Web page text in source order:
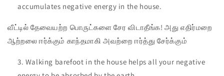
accumulates negative energy in the house.
வீட்டில் தேவையற்ற பொருட்களை சேர விடாதீங்க! அது எதிர்மறை
ஆற்றலை ஈர்க்கும் காந்தமாகி அவற்றை ஈர்த்து சேர்க்கும்
Walking barefoot in the house helps all your negative